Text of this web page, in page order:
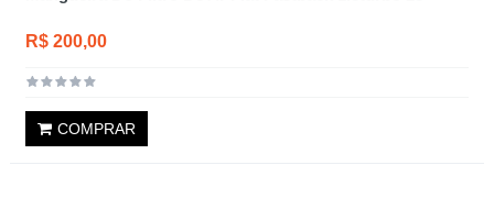
R$ 200,00
COMPRAR